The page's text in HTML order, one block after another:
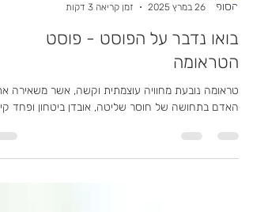
26 במרץ 2025
זמן קריאה 3 דקות
בואו נדבר על הפוסט - פוסט
הטראומה
האדם בתחושה של חוסר שליטה, אובדן ביטחון ופחד